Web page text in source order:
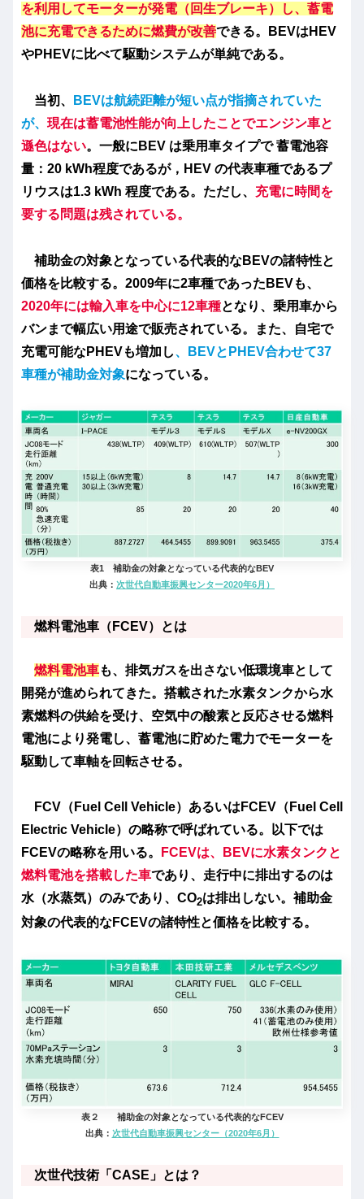
を利用してモーターが発電（回生ブレーキ）し、蓄電
池に充電できるために燃費が改善できる。BEVはHEV
やPHEVに比べて駆動システムが単純である。
当初、
BEVは航続距離が短い点が指摘されていた
が、 現在は蓄電池性能が向上したことでエンジン車と
遜色はない。一般にBEV は乗用車タイプで 蓄電池容
量：20 kWh程度であるが，HEV の代表車種であるプ
リウスは1.3 kWh 程度である。ただし、 充電に時間を
要する問題は残されている。
補助金の対象となっている代表的なBEVの諸特性と
価格を比較する。2009年に2車種であったBEVも、
2020年には輸入車を中心に12車種となり、乗用車から
バンまで幅広い用途で販売されている。また、自宅で
充電可能なPHEVも増加し、BEVとPHEV合わせて37
車種が補助金対象になっている。
表1 補助金の対象となっている代表的なBEV
出典： 次世代自動車振興センター2020年6月）
燃料電池車（FCEV）とは
燃料電池車も、排気ガスを出さない低環境車として
開発が進められてきた。搭載された水素タンクから水
素燃料の供給を受け、空気中の酸素と反応させる燃料
電池により発電し、蓄電池に貯めた電力でモーターを
駆動して車軸を回転させる。
FCV（Fuel Cell Vehicle）あるいはFCEV（Fuel Cell
Electric Vehicle）の略称で呼ばれている。以下では
FCEVの略称を用いる。
FCEVは、BEVに水素タンクと
燃料電池を搭載した車であり、走行中に排出するのは
水（水蒸気）のみであり、CO2は排出しない。補助金
対象の代表的なFCEVの諸特性と価格を比較する。
表２ 補助金の対象となっている代表的なFCEV
出典： 次世代自動車振興センター（2020年6月）
次世代技術「CASE」とは？